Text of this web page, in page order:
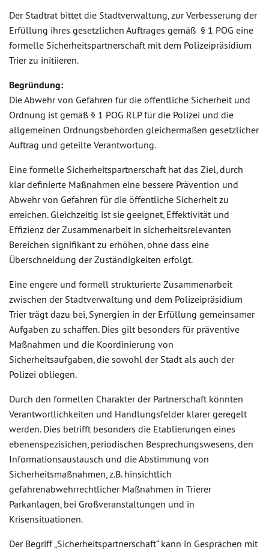
Der Stadtrat bittet die Stadtverwaltung, zur Verbesserung der
Erfüllung ihres gesetzlichen Auftrages gemäß § 1 POG eine
formelle Sicherheitspartnerschaft mit dem Polizeipräsidium
Trier zu initiieren.
Begründung:
Die Abwehr von Gefahren für die öffentliche Sicherheit und
Ordnung ist gemäß § 1 POG RLP für die Polizei und die
allgemeinen Ordnungsbehörden gleichermaßen gesetzlicher
Auftrag und geteilte Verantwortung.
Eine formelle Sicherheitspartnerschaft hat das Ziel, durch
klar definierte Maßnahmen eine bessere Prävention und
Abwehr von Gefahren für die öffentliche Sicherheit zu
erreichen. Gleichzeitig ist sie geeignet, Effektivität und
Effizienz der Zusammenarbeit in sicherheitsrelevanten
Bereichen signifikant zu erhöhen, ohne dass eine
Überschneidung der Zuständigkeiten erfolgt.
Eine engere und formell strukturierte Zusammenarbeit
zwischen der Stadtverwaltung und dem Polizeipräsidium
Trier trägt dazu bei, Synergien in der Erfüllung gemeinsamer
Aufgaben zu schaffen. Dies gilt besonders für präventive
Maßnahmen und die Koordinierung von
Sicherheitsaufgaben, die sowohl der Stadt als auch der
Polizei obliegen.
Durch den formellen Charakter der Partnerschaft könnten
Verantwortlichkeiten und Handlungsfelder klarer geregelt
werden. Dies betrifft besonders die Etablierungen eines
ebenenspezisichen, periodischen Besprechungswesens, den
Informationsaustausch und die Abstimmung von
Sicherheitsmaßnahmen, z.B. hinsichtlich
gefahrenabwehrrechtlicher Maßnahmen in Trierer
Parkanlagen, bei Großveranstaltungen und in
Krisensituationen.
Der Begriff „Sicherheitspartnerschaft“ kann in Gesprächen mit